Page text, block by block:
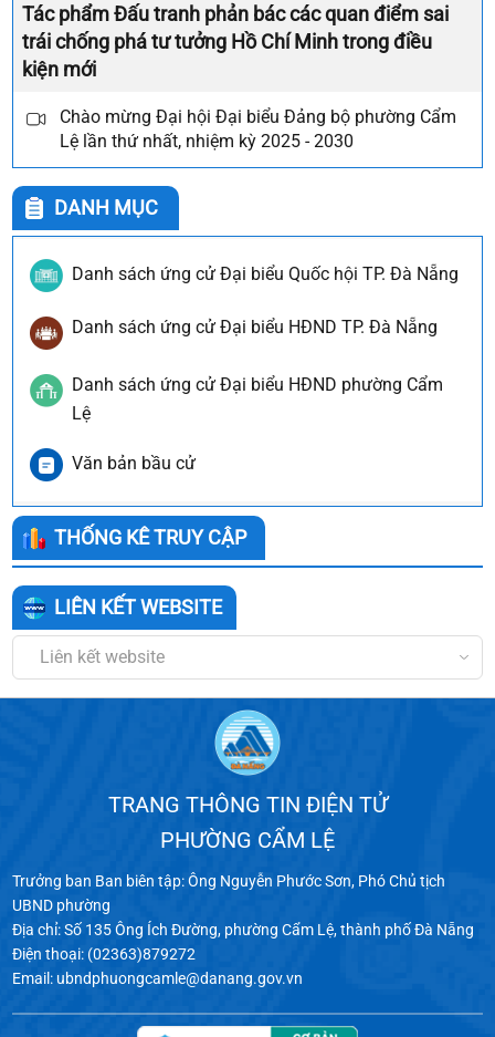
Tác phẩm Đấu tranh phản bác các quan điểm sai
trái chống phá tư tưởng Hồ Chí Minh trong điều
kiện mới
Chào mừng Đại hội Đại biểu Đảng bộ phường Cẩm
Lệ lần thứ nhất, nhiệm kỳ 2025 - 2030
DANH MỤC
Danh sách ứng cử Đại biểu Quốc hội TP. Đà Nẵng
Danh sách ứng cử Đại biểu HĐND TP. Đà Nẵng
Danh sách ứng cử Đại biểu HĐND phường Cẩm
Lệ
Văn bản bầu cử
THỐNG KÊ TRUY CẬP
LIÊN KẾT WEBSITE
Liên kết website
TRANG THÔNG TIN ĐIỆN TỬ
PHƯỜNG CẨM LỆ
Trưởng ban Ban biên tập: Ông Nguyễn Phước Sơn, Phó Chủ tịch
UBND phường
Địa chỉ: Số 135 Ông Ích Đường, phường Cẩm Lệ, thành phố Đà Nẵng
Điện thoại: (02363)879272
Email: ubndphuongcamle@danang.gov.vn